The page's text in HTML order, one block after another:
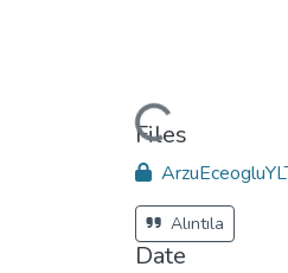
Loading...
Files
Alıntıla
Date